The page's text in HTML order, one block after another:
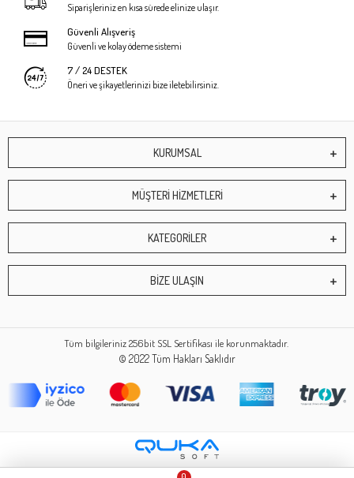
Siparişleriniz en kısa sürede elinize ulaşır.
Güvenli Alışveriş
Güvenli ve kolay ödeme sistemi
7 / 24 DESTEK
Öneri ve şikayetlerinizi bize iletebilirsiniz.
KURUMSAL
MÜŞTERİ HİZMETLERİ
KATEGORİLER
BİZE ULAŞIN
Tüm bilgileriniz 256bit SSL Sertifikası ile korunmaktadır.
© 2022Tüm Hakları Saklıdır